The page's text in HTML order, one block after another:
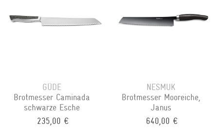
GÜDE
Brotmesser Caminada
schwarze Esche
235,00 €
NESMUK
Brotmesser Mooreiche,
Janus
640,00 €